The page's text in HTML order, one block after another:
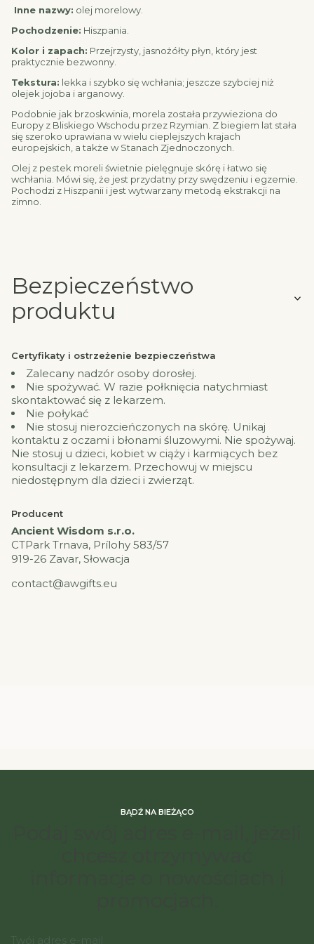
Inne nazwy: olej morelowy.
Pochodzenie: Hiszpania.
Kolor i zapach: Przejrzysty, jasnożółty płyn, który jest
praktycznie bezwonny.
Tekstura: lekka i szybko się wchłania; jeszcze szybciej niż
olejek jojoba i arganowy.
Podobnie jak brzoskwinia, morela została przywieziona do
Europy z Bliskiego Wschodu przez Rzymian. Z biegiem lat stała
się szeroko uprawiana w wielu cieplejszych krajach
europejskich, a także w Stanach Zjednoczonych.
Olej z pestek moreli świetnie pielęgnuje skórę i łatwo się
wchłania. Mówi się, że jest przydatny przy swędzeniu i egzemie.
Pochodzi z Hiszpanii i jest wytwarzany metodą ekstrakcji na
zimno.
Bezpieczeństwo
produktu
Certyfikaty i ostrzeżenie bezpieczeństwa
Zalecany nadzór osoby dorosłej.
Nie spożywać. W razie połknięcia natychmiast
skontaktować się z lekarzem.
Nie połykać
Nie stosuj nierozcieńczonych na skórę. Unikaj
kontaktu z oczami i błonami śluzowymi. Nie spożywaj.
Nie stosuj u dzieci, kobiet w ciąży i karmiących bez
konsultacji z lekarzem. Przechowuj w miejscu
niedostępnym dla dzieci i zwierząt.
Producent
Ancient Wisdom s.r.o.
CTPark Trnava, Prílohy 583/57
919-26 Zavar, Słowacja
contact@awgifts.eu
BĄDŹ NA BIEŻĄCO
Twój adres e-mail